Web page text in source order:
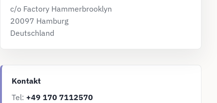
c/o Factory Hammerbrooklyn
20097 Hamburg
Deutschland
Kontakt
Tel: +49 170 7112570